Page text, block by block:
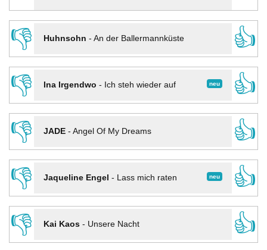
👎
Huhnsohn - An der Ballermannküste
👍
👎
neu
Ina Irgendwo - Ich steh wieder auf
👍
👎
JADE- Angel Of My Dreams
👍
👎
neu
Jaqueline Engel - Lass mich raten
👍
👎
Kai Kaos- Unsere Nacht
👍